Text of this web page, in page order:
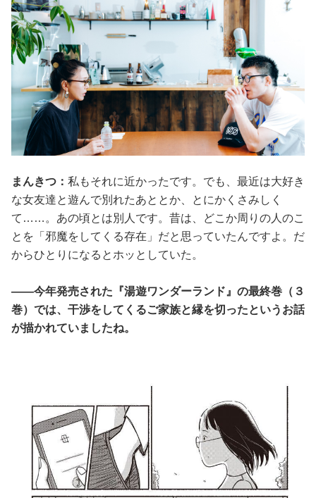
まんきつ： 私もそれに近かったです。でも、最近は大好き
な女友達と遊んで別れたあととか、とにかくさみしく
て……。あの頃とは別人です。昔は、どこか周りの人のこ
とを「邪魔をしてくる存在」だと思っていたんですよ。だ
からひとりになるとホッとしていた。
――今年発売された『湯遊ワンダーランド』の最終巻（３
巻）では、干渉をしてくるご家族と縁を切ったというお話
が描かれていましたね。